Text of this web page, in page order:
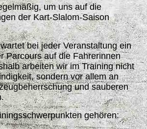
um uns auf die
der Kart-Slalom-Saison
bei jeder Veranstaltung ein
Parcours auf die Fahrerinnen
arbeiten wir im Training nicht
sondern vor allem an
und sauberen
gehören: